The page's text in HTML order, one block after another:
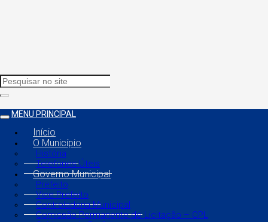
MENU PRINCIPAL
Início
O Município
História
Telefones Úteis
Governo Municipal
Prefeito
Vice Prefeito
Controladoria Municipal
Comissão Permanente de Licitação – CPL